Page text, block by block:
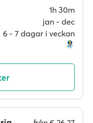
1h 30m
jan ‐ dec
6 ‐ 7 dagar i veckan